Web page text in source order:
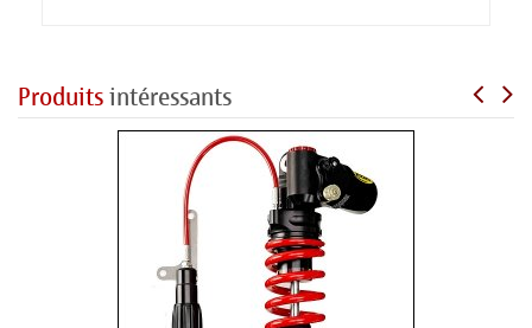
Produitsintéressants